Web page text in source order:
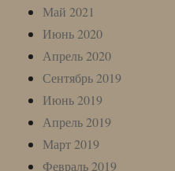
Май 2021
Июнь 2020
Апрель 2020
Сентябрь 2019
Июнь 2019
Апрель 2019
Март 2019
Февраль 2019